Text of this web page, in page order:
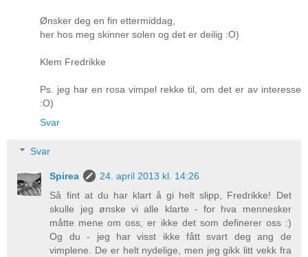
Ønsker deg en fin ettermiddag,
her hos meg skinner solen og det er deilig :O)
Klem Fredrikke
Ps. jeg har en rosa vimpel rekke til, om det er av interesse
:O)
Svar
Svar
Spirea
24. april 2013 kl. 14:26
Så fint at du har klart å gi helt slipp, Fredrikke! Det
skulle jeg ønske vi alle klarte - for hva mennesker
måtte mene om oss, er ikke det som definerer oss :)
Og du - jeg har visst ikke fått svart deg ang de
vimplene. De er helt nydelige, men jeg gikk litt vekk fra